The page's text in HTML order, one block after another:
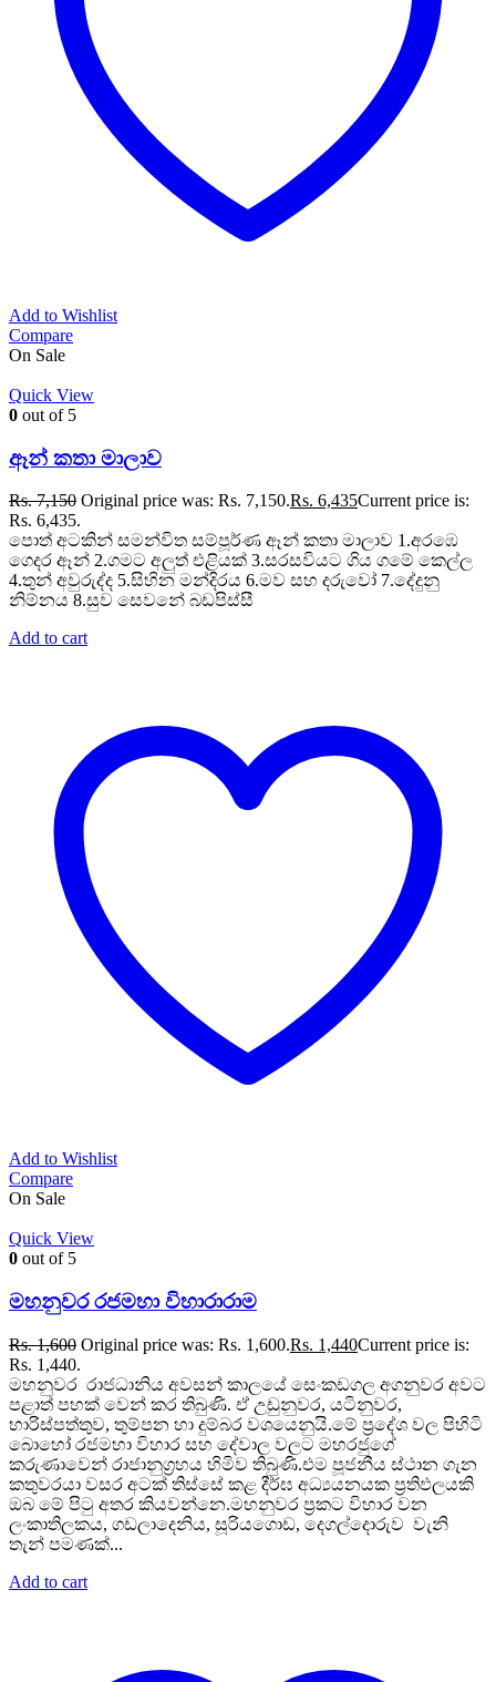
Add to Wishlist
Compare
On Sale
Quick View
0 out of 5
ඈන් කතා මාලාව
Rs.7,150 Original price was: Rs. 7,150.Rs. 6,435Current price is:
Rs. 6,435.
පොත් අටකින් සමන්විත සම්පූර්ණ ඈන් කතා මාලාව 1.අරඹෙ
ගෙදර ඈන් 2.ගමට අලුත් එළියක් 3.සරසවියට ගිය ගමේ කෙල්ල
4.තුන් අවුරුද්ද 5.සිහින මන්දිරය 6.මව සහ දරුවෝ 7.දේදුනු
නිම්නය 8.සුව සෙවනේ බඩපිස්සී
Add to cart
Add to Wishlist
Compare
On Sale
Quick View
0 out of 5
මහනුවර රජමහා විහාරාරාම
Rs.1,600 Original price was: Rs. 1,600.Rs. 1,440Current price is:
Rs. 1,440.
මහනුවර රාජධානිය අවසන් කාලයේ සෙංකඩගල අගනුවර අවට
පළාත් පහක් වෙන් කර තිබුණි. ඒ උඩුනුවර, යටිනුවර,
හාරිස්පත්තුව, තුම්පන හා දුම්බර වශයෙනුයි.මේ ප්‍රදේශ වල පිහිටි
බොහෝ රජමහා විහාර සහ දේවාල වලට මහරජුගේ
කරුණාවෙන් රාජානුග්‍රහය හිමිව තිබුණි.එම පූජනීය ස්ථාන ගැන
කතුවරයා වසර අටක් තිස්සේ කළ දීර්ඝ අධ්‍යයනයක ප්‍රතිඵලයකි
ඔබ මේ පිටු අතර කියවන්නෙ.මහනුවර ප්‍රකට විහාර වන
ලංකාතිලකය, ගඩලාදෙනිය, සූරියගොඩ, දෙගල්දොරුව වැනි
තැන් පමණක්...
Add to cart